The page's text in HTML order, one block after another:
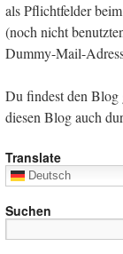
als Pflichtfelder
(noch nicht
Dummy-Mail-
Du findest den Blog
diesen Blog auch
Translate
Deutsch
Suchen